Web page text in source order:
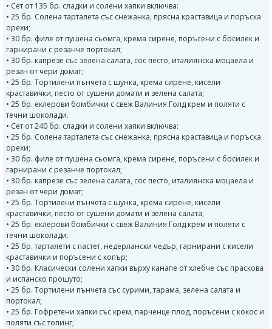
• Сет от 135 бр. сладки и солени хапки включва:
• 25 бр. Солена тарталета със снежанка, прясна краставица и поръска
орехи;
• 30 бр. филе от пушена сьомга, крема сирене, поръсени с босилек и
гарнирани с резанче портокал;
• 30 бр. капрезе със зелена салата, сос песто, италиянска моцаела и
резан от чери домат;
• 25 бр. Тортилени пънчета с шунка, крема сирене, кисели
краставички, песто от сушени домати и зелена салата;
• 25 бр. еклерови бомбички с свеж Валиния Голд крем и поляти с
течни шоколади.
• Сет от 240 бр. сладки и солени хапки включва:
• 25 бр. Солена тарталета със снежанка, прясна краставица и поръска
орехи;
• 30 бр. филе от пушена сьомга, крема сирене, поръсени с босилек и
гарнирани с резанче портокал;
• 30 бр. капрезе със зелена салата, сос песто, италиянска моцаела и
резан от чери домат;
• 25 бр. Тортилени пънчета с шунка, крема сирене, кисели
краставички, песто от сушени домати и зелена салата;
• 25 бр. еклерови бомбички с свеж Валиния Голд крем и поляти с
течни шоколади.
• 25 бр. тарталети с пастет, недерлански чедър, гарнирани с кисели
краставички и поръсени с копър;
• 30 бр. Класически солени хапки върху канапе от хлебче със праскова
и испанско прошуто;
• 25 бр. Тортилени пънчета със сурими, тарама, зелена салата и
портокал;
• 25 бр. Гофретени хапки със крем, парченце плод, поръсени с кокос и
поляти със топинг;